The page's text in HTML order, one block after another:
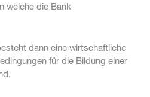
welche die Bank
dann eine wirtschaftliche
für die Bildung einer